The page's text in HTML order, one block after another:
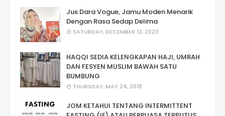
Jus Dara Vogue, Jamu Moden Menarik
Dengan Rasa Sedap Delima
SATURDAY, DECEMBER 12, 2020
HAQQI SEDIA KELENGKAPAN HAJI, UMRAH
DAN FESYEN MUSLIM BAWAH SATU
BUMBUNG
THURSDAY, MAY 24, 2018
JOM KETAHUI TENTANG INTERMITTENT